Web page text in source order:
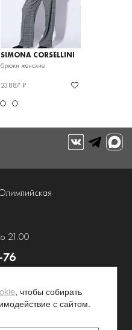
SIMONA CORSELLINI
брюки женские
23887 ₽
21.00
Услуги
Наши преимущества
, чтобы собирать
с сайтом.